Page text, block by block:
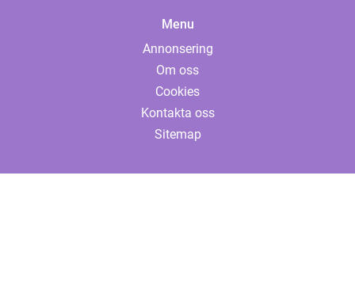
Menu
Annonsering
Om oss
Cookies
Kontakta oss
Sitemap